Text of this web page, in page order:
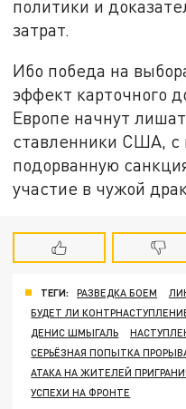
политики и
затрат.
Ибо победа на
эффект карточного
Европе начнут
ставленники США, с
подорванную
участие в чужой
ТЕГИ: РАЗВЕДКА БОЕМ
БУДЕТ ЛИ
ДЕНИС ШМЫГАЛЬ
СЕРЬЁЗНАЯ ПОПЫТКА
АТАКА НА ЖИТЕЛЕЙ
УСПЕХИ НА ФРОНТЕ